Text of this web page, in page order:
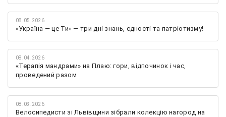
08.05.2026
«Україна — це Ти» — три дні знань, єдності та патріотизму!
08.04.2026
«Терапія мандрами» на Плаю: гори, відпочинок і час,
проведений разом
08.03.2026
Велосипедисти зі Львівщини зібрали колекцію нагород на